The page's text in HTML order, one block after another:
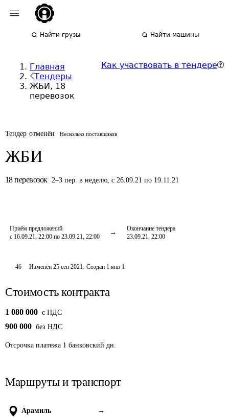
Найти грузы Найти машины
Главная
Тендеры
ЖБИ, 18
перевозок
Как участвовать в тендере
Тендер отменён Несколько поставщиков
ЖБИ
18 перевозок 2–3 пер. в неделю, с 26.09.21 по 19.11.21
Приём предложений
с 16.09.21, 22:00 по 23.09.21, 22:00
Окончание тендера
23.09.21, 22:00
46 Изменён25 сен 2021. Создан 1 янв 1
Стоимость контракта
1 080 000 c НДС
900 000 без НДС
Отсрочка платежа 1 банковский дн.
Маршруты и транспорт
Арамиль →